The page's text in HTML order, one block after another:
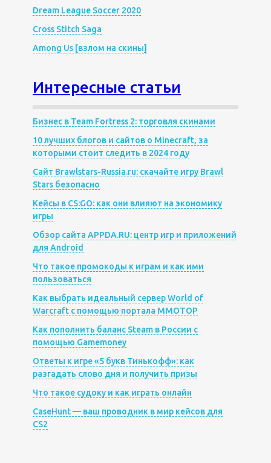
Dream League Soccer 2020
Cross Stitch Saga
Among Us [взлом на скины]
Интересные статьи
Бизнес в Team Fortress 2: торговля скинами
10 лучших блогов и сайтов о Minecraft, за
которыми стоит следить в 2024 году
Сайт Brawlstars-Russia.ru: скачайте игру Brawl
Stars безопасно
Кейсы в CS:GO: как они влияют на экономику
игры
Обзор сайта APPDA.RU: центр игр и приложений
для Android
Что такое промокоды к играм и как ими
пользоваться
Как выбрать идеальный сервер World of
Warcraft с помощью портала MMOTOP
Как пополнить баланс Steam в России с
помощью Gamemoney
Ответы к игре «5 букв Тинькофф»: как
разгадать слово дня и получить призы
Что такое судоку и как играть онлайн
CaseHunt — ваш проводник в мир кейсов для
CS2